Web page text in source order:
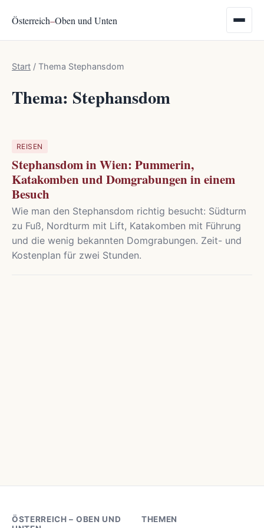
Österreich–Oben und Unten
Start / Thema Stephansdom
Thema: Stephansdom
REISEN
Stephansdom in Wien: Pummerin,
Katakomben und Domgrabungen in einem
Besuch
Wie man den Stephansdom richtig besucht: Südturm
zu Fuß, Nordturm mit Lift, Katakomben mit Führung
und die wenig bekannten Domgrabungen. Zeit- und
Kostenplan für zwei Stunden.
ÖSTERREICH – OBEN UND
THEMEN